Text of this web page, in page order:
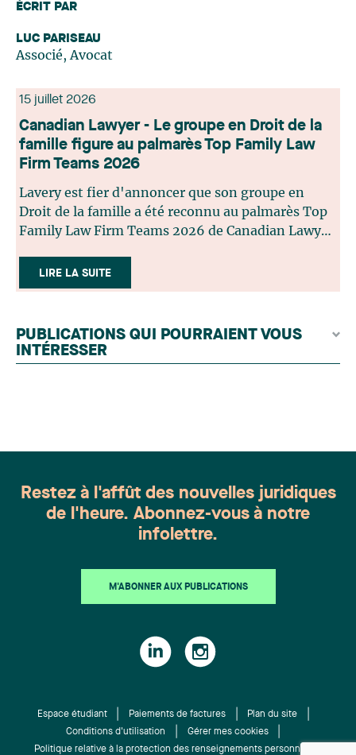
ÉCRIT PAR
LUC PARISEAU
Associé, Avocat
15 juillet 2026
Canadian Lawyer - Le groupe en Droit de la
famille figure au palmarès Top Family Law
Firm Teams 2026
Lavery est fier d'annoncer que son groupe en
Droit de la famille a été reconnu au palmarès Top
Family Law Firm Teams 2026 de Canadian Lawyer.
sélection rigoureux, fondé sur des nominations
issues du lectorat, d'associations juridiques et de
par un jury indépendant composé de praticiens
chevronnés en droit de la famille provenant de
l'ensemble du Canada. Cette distinction
LIRE LA SUITE
PUBLICATIONS QUI POURRAIENT VOUS
INTÉRESSER
Restez à l'affût des nouvelles juridiques
de l'heure. Abonnez-vous à notre
infolettre.
M'ABONNER AUX PUBLICATIONS
Espace étudiant Paiements de factures
Plan du site
Conditions d'utilisation
Gérer mes cookies
Politique relative à la protection des renseignements personnels